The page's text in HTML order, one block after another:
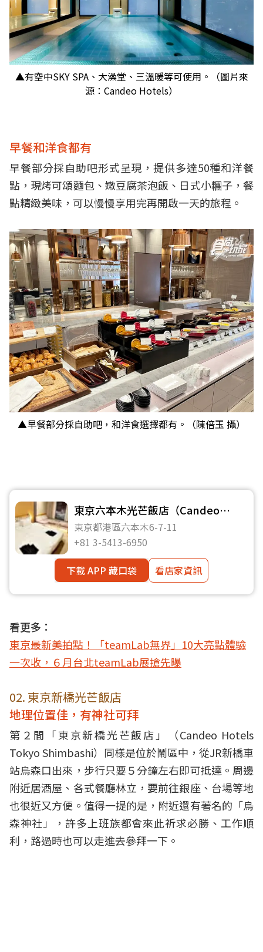
▲有空中SKY SPA、大澡堂、三溫暖等可使用。（圖片來
源：Candeo Hotels）
早餐和洋食都有
早餐部分採自助吧形式呈現，提供多達50種和洋餐
點，現烤可頌麵包、嫩豆腐茶泡飯、日式小糰子，餐
點精緻美味，可以慢慢享用完再開啟一天的旅程。
▲早餐部分採自助吧，和洋食選擇都有。（陳倍玉 攝）
東京六本木光芒飯店（Candeo
Hotels Tokyo Roppongi）
東京都港區六本木6-7-11
+81 3-5413-6950
下載 APP 藏口袋
看店家資訊
看更多：
東京最新美拍點！「teamLab無界」10大亮點體驗
一次收，６月台北teamLab展搶先曝
02. 東京新橋光芒飯店
地理位置佳，有神社可拜
第２間「東京新橋光芒飯店」（Candeo Hotels
Tokyo Shimbashi）同樣是位於鬧區中，從JR新橋車
站烏森口出來，步行只要５分鐘左右即可抵達。周邊
附近居酒屋、各式餐廳林立，要前往銀座、台場等地
也很近又方便。值得一提的是，附近還有著名的「烏
森神社」，許多上班族都會來此祈求必勝、工作順
利，路過時也可以走進去參拜一下。